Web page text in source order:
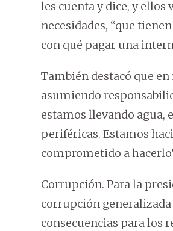
les cuenta y dice, y ellos
necesidades, ‘‘que
con qué pagar una
También destacó que
asumiendo
estamos llevando agua,
periféricas. Estamos
comprometido a
Corrupción. Para la
corrupción
consecuencias para los